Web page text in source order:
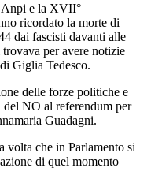
e la XVII°
ricordato la morte di
dai fascisti davanti alle
per avere notizie
Giglia Tedesco.
delle forze politiche e
NO al referendum per
Guadagni.
volta che in Parlamento si
di quel momento